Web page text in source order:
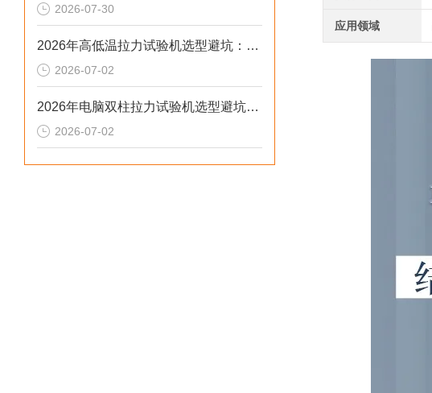
2026-07-30
2026年高低温拉力试验机选型避坑：别让步进低配毁了检测数据
2026-07-02
2026年电脑双柱拉力试验机选型避坑：别让步进低配毁了检测数据
2026-07-02
应用领域